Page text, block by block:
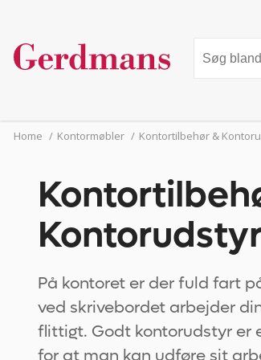
Home / Kontormøbler / Kontortilbehør &
På kontoret er der fuld fart
ved skrivebordet arbejder
flittigt. Godt kontorudstyr er